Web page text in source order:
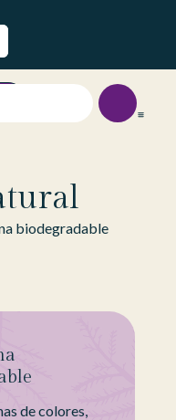
biodegradable
de colores,